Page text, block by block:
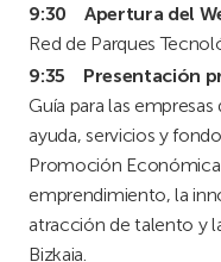
9:30 Apertura del
Red de Parques
9:35 Presentación
Guía para las
ayuda, servicios y
Promoción
emprendimiento, la
atracción de talento y
Bizkaia.